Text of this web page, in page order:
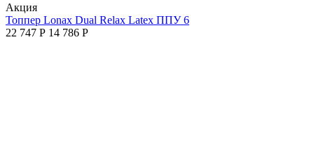
Aкция
Топпер Lonax Dual Relax Latex ППУ 6
22 747 Р 14 786 Р